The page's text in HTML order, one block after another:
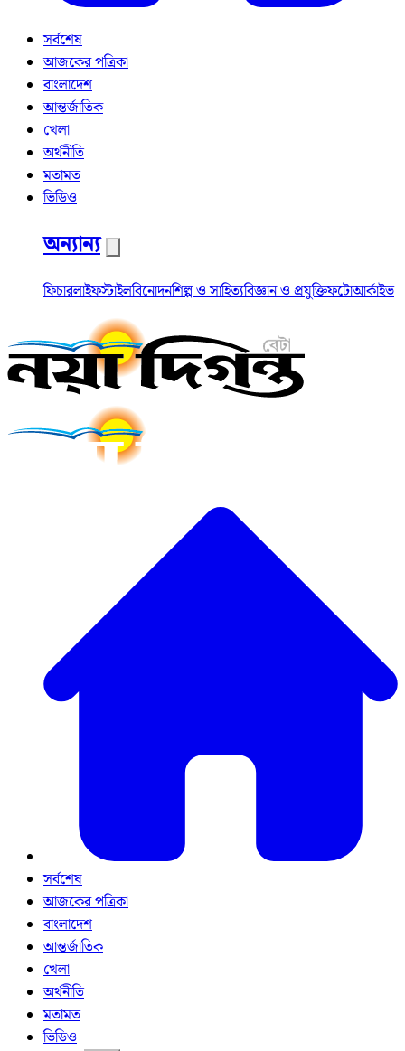
সর্বশেষ
আজকের পত্রিকা
বাংলাদেশ
আন্তর্জাতিক
খেলা
অর্থনীতি
মতামত
ভিডিও
অন্যান্য
ফিচারলাইফস্টাইলবিনোদনশিল্প ও সাহিত্যবিজ্ঞান ও প্রযুক্তিফটোআর্কাইভ
সর্বশেষ
আজকের পত্রিকা
বাংলাদেশ
আন্তর্জাতিক
খেলা
অর্থনীতি
মতামত
ভিডিও